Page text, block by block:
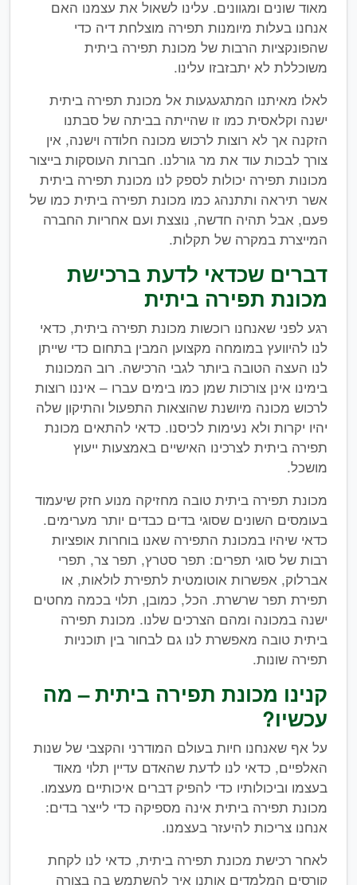
מאוד שונים ומגוונים. עלינו לשאול את עצמנו האם
אנחנו בעלות מיומנות תפירה מוצלחת דיה כדי
שהפונקציות הרבות של מכונת תפירה ביתית
משוכללת לא יתבזבזו עלינו.
לאלו מאיתנו המתגעגעות אל מכונת תפירה ביתית
ישנה וקלאסית כמו זו שהייתה בביתה של סבתנו
הזקנה אך לא רוצות לרכוש מכונה חלודה וישנה, אין
צורך לבכות עוד את מר גורלנו. חברות העוסקות בייצור
מכונות תפירה יכולות לספק לנו מכונת תפירה ביתית
אשר תיראה ותתנהג כמו מכונת תפירה ביתית כמו של
פעם, אבל תהיה חדשה, נוצצת ועם אחריות החברה
המייצרת במקרה של תקלות.
דברים שכדאי לדעת ברכישת
מכונת תפירה ביתית
רגע לפני שאנחנו רוכשות מכונת תפירה ביתית, כדאי
לנו להיוועץ במומחה מקצוען המבין בתחום כדי שייתן
לנו העצה הטובה ביותר לגבי הרכישה. רוב המכונות
בימינו אינן צורכות שמן כמו בימים עברו – איננו רוצות
לרכוש מכונה מיושנת שהוצאות התפעול והתיקון שלה
יהיו יקרות ולא נעימות לכיסנו. כדאי להתאים מכונת
תפירה ביתית לצרכינו האישיים באמצעות ייעוץ
מושכל.
מכונת תפירה ביתית טובה מחזיקה מנוע חזק שיעמוד
בעומסים השונים שסוגי בדים כבדים יותר מערימים.
כדאי שיהיו במכונת התפירה שאנו בוחרות אופציות
רבות של סוגי תפרים: תפר סטרץ, תפר צר, תפרי
אברלוק, אפשרות אוטומטית לתפירת לולאות, או
תפירת תפר שרשרת. הכל, כמובן, תלוי בכמה מחטים
ישנה במכונה ומהם הצרכים שלנו. מכונת תפירה
ביתית טובה מאפשרת לנו גם לבחור בין תוכניות
תפירה שונות.
קנינו מכונת תפירה ביתית – מה
עכשיו?
על אף שאנחנו חיות בעולם המודרני והקצבי של שנות
האלפיים, כדאי לנו לדעת שהאדם עדיין תלוי מאוד
בעצמו וביכולותיו כדי להפיק דברים איכותיים מעצמו.
מכונת תפירה ביתית אינה מספיקה כדי לייצר בדים:
אנחנו צריכות להיעזר בעצמנו.
לאחר רכישת מכונת תפירה ביתית, כדאי לנו לקחת
קורסים המלמדים אותנו איך להשתמש בה בצורה